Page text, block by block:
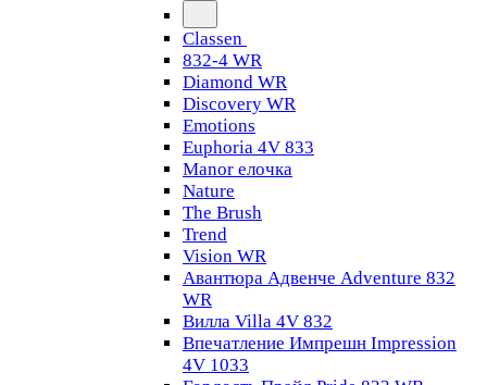
Classen
832-4 WR
Diamond WR
Discovery WR
Emotions
Euphoria 4V 833
Manor елочка
Nature
The Brush
Trend
Vision WR
Авантюра Адвенче Adventure 832
WR
Вилла Villa 4V 832
Впечатление Импрешн Impression
4V 1033